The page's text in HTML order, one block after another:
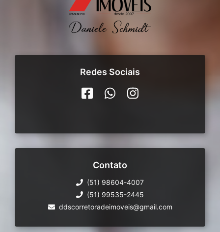
Redes Sociais
Contato
(51) 98604-4007
(51) 99535-2445
ddscorretoradeimoveis@gmail.com